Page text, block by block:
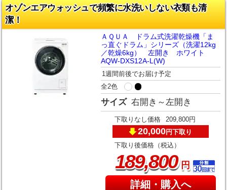
オゾンエアウォッシュで頻繁に水洗いしない衣類も清
潔！
ＡＱＵＡ ドラム式洗濯乾燥機「ま
っ直ぐドラム」シリーズ（洗濯12kg
／乾燥6kg） 左開き ホワイト
AQW-DXS12A-L(W)
1週間前後でお届け予定
全2色
サイズ 右開き～左開き
下取りなし価格 209,800円
20,000円下取り
下取り後価格（税込）
189,800円
詳細・購入へ